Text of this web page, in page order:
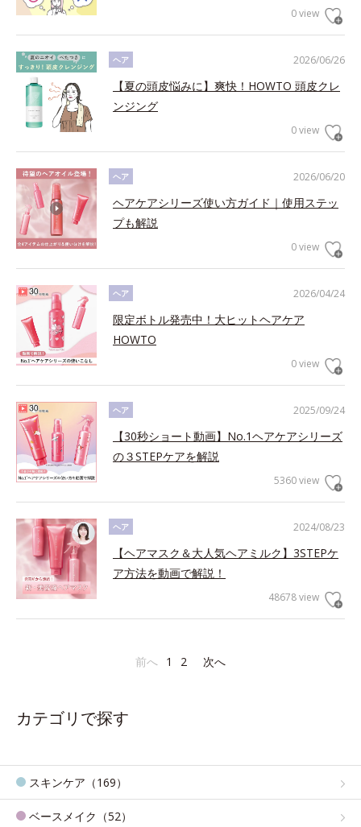
0 view
2026/06/26
ヘア
【夏の頭皮悩みに】爽快！HOWTO 頭皮クレ
ンジング
0 view
2026/06/20
ヘア
ヘアケアシリーズ使い方ガイド｜使用ステッ
プも解説
0 view
2026/04/24
ヘア
限定ボトル発売中！大ヒットヘアケア
HOWTO
0 view
2025/09/24
ヘア
【30秒ショート動画】No.1ヘアケアシリーズ
の３STEPケアを解説
5360 view
2024/08/23
ヘア
【ヘアマスク＆大人気ヘアミルク】3STEPケ
ア方法を動画で解説！
48678 view
前へ 1 2 次へ
カテゴリで探す
スキンケア（169）
ベースメイク（52）